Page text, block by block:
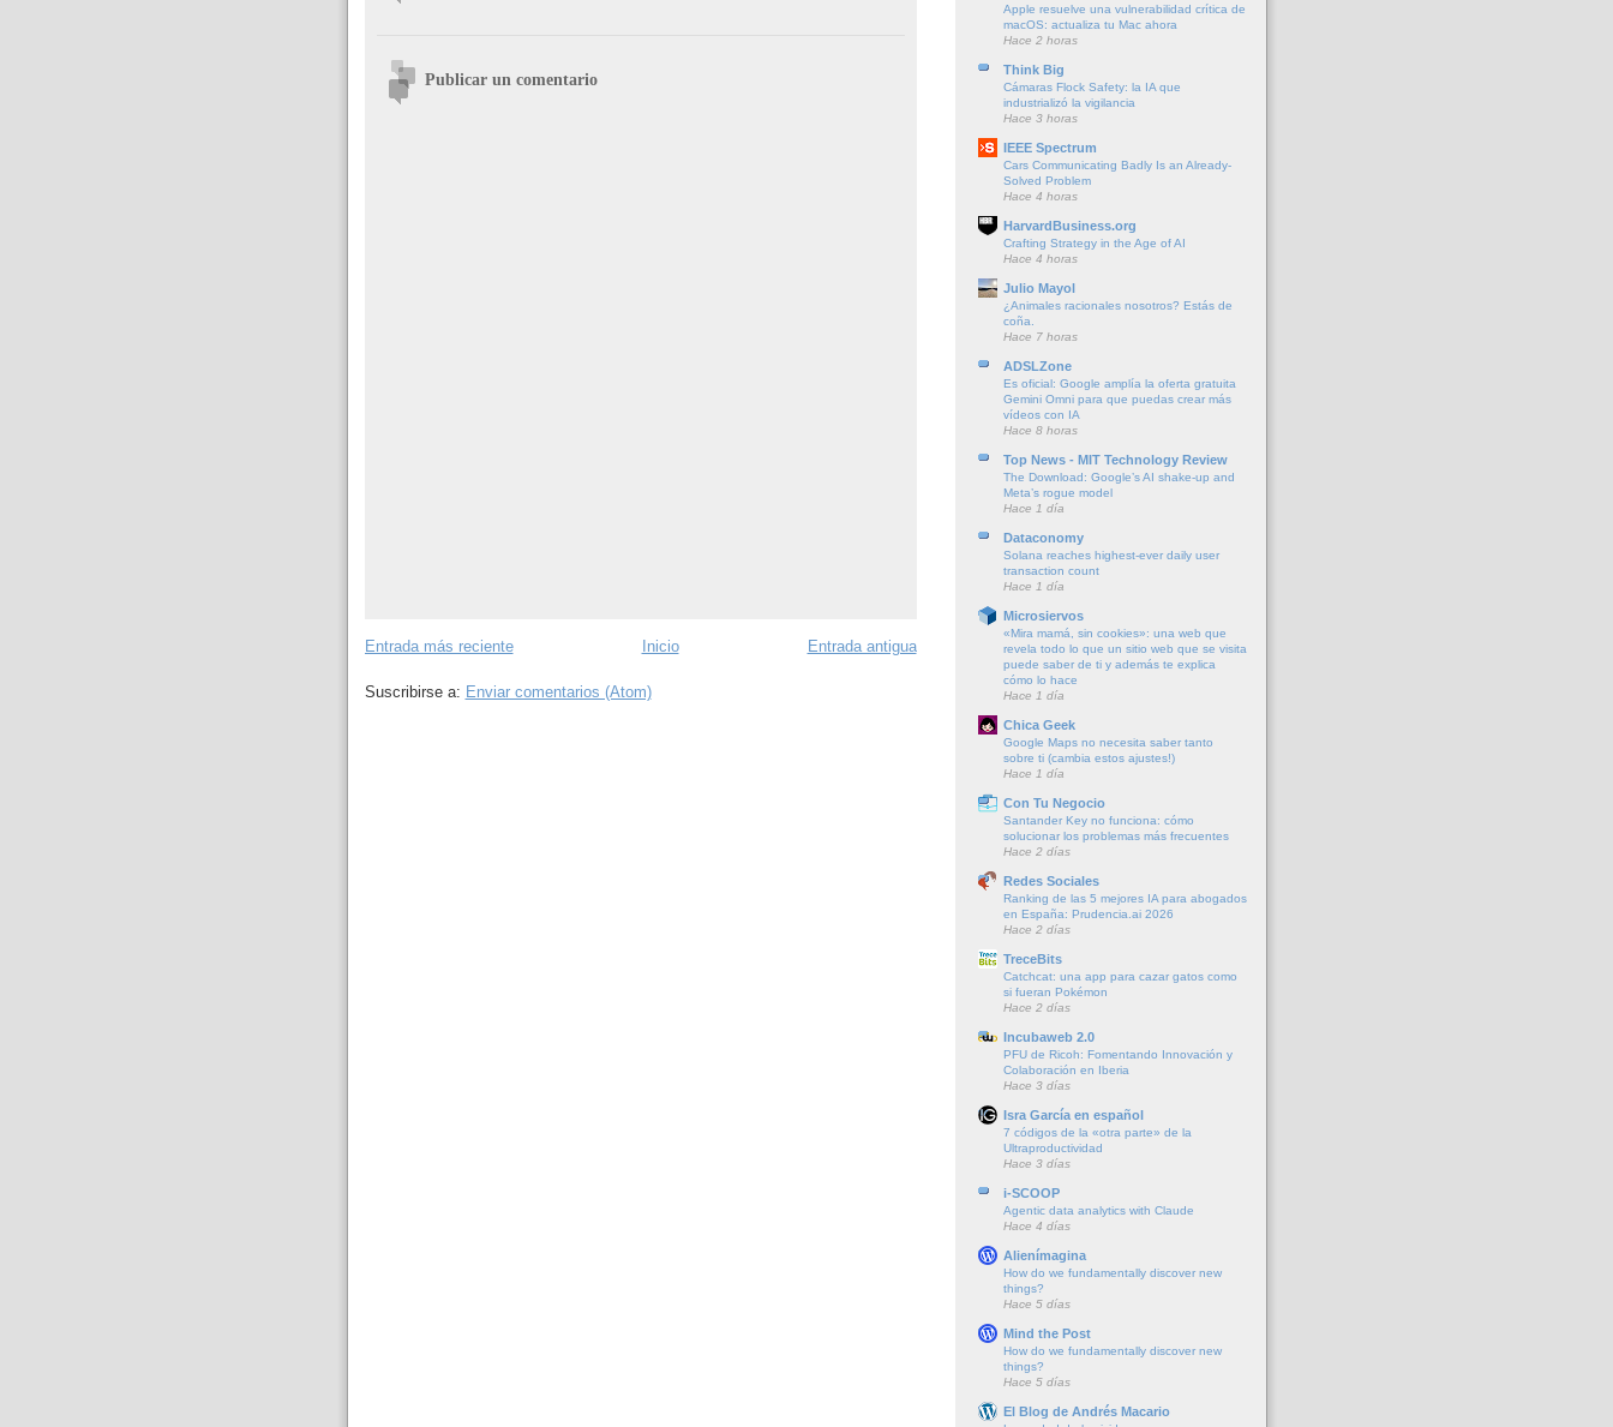
Publicar un comentario
Entrada más reciente Entrada antigua
Inicio
Suscribirse a: Enviar comentarios (Atom)
Apple resuelve una vulnerabilidad crítica de
macOS: actualiza tu Mac ahora
Hace 2 horas
Think Big
Cámaras Flock Safety: la IA que
industrializó la vigilancia
Hace 3 horas
IEEE Spectrum
Cars Communicating Badly Is an Already-
Solved Problem
Hace 4 horas
HarvardBusiness.org
Crafting Strategy in the Age of AI
Hace 4 horas
Julio Mayol
¿Animales racionales nosotros? Estás de
coña.
Hace 7 horas
ADSLZone
Es oficial: Google amplía la oferta gratuita
Gemini Omni para que puedas crear más
vídeos con IA
Hace 8 horas
Top News - MIT Technology Review
The Download: Google’s AI shake-up and
Meta’s rogue model
Hace 1 día
Dataconomy
Solana reaches highest-ever daily user
transaction count
Hace 1 día
Microsiervos
«Mira mamá, sin cookies»: una web que
revela todo lo que un sitio web que se visita
puede saber de ti y además te explica
cómo lo hace
Hace 1 día
Chica Geek
Google Maps no necesita saber tanto
sobre ti (cambia estos ajustes!)
Hace 1 día
Con Tu Negocio
Santander Key no funciona: cómo
solucionar los problemas más frecuentes
Hace 2 días
Redes Sociales
Ranking de las 5 mejores IA para abogados
en España: Prudencia.ai 2026
Hace 2 días
TreceBits
Catchcat: una app para cazar gatos como
si fueran Pokémon
Hace 2 días
Incubaweb 2.0
PFU de Ricoh: Fomentando Innovación y
Colaboración en Iberia
Hace 3 días
Isra García en español
7 códigos de la «otra parte» de la
Ultraproductividad
Hace 3 días
i-SCOOP
Agentic data analytics with Claude
Hace 4 días
Alienímagina
How do we fundamentally discover new
things?
Hace 5 días
Mind the Post
How do we fundamentally discover new
things?
Hace 5 días
El Blog de Andrés Macario